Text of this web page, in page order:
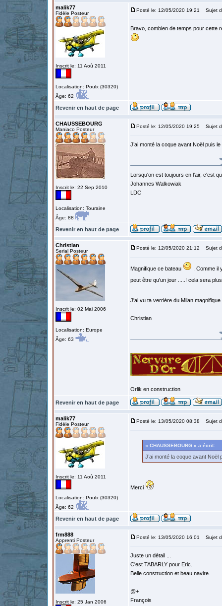
malik77
Fidèle Posteur
Inscrit le: 11 Aoû 2011
Localisation: Poulx (30320)
Âge: 62
Posté le: 12/05/2020 19:21 Sujet
Bravo, combien de temps pour cette
Revenir en haut de page
CHAUSSEBOURG
Maniaco Posteur
Inscrit le: 22 Sep 2010
Localisation: Touraine
Âge: 88
Posté le: 12/05/2020 19:25 Sujet
J’ai monté la coque avant Noël puis
Lorsqu'on est toujours en l'air, c'est
Johannes Walkowiak
LDC
Revenir en haut de page
Christian
Serial Posteur
Inscrit le: 02 Mai 2006
Localisation: Europe
Âge: 63
Posté le: 12/05/2020 21:12 Sujet
Magnifique ce bateau
, Comme il
peut être qu'un jour .....! cela sera
J'ai vu ta verrière du Milan magnifique
Christian
Orlik en construction
Revenir en haut de page
malik77
Fidèle Posteur
Inscrit le: 11 Aoû 2011
Localisation: Poulx (30320)
Âge: 62
Posté le: 13/05/2020 08:38 Sujet
« CHAUSSEBOURG » a écrit:
J’ai monté la coque avant
Merci
Revenir en haut de page
frm888
Apprenti Posteur
Inscrit le: 25 Jan 2006
Posté le: 13/05/2020 16:01 Sujet
Juste un détail ...
C'est TABARLY pour Eric.
Belle construction et beau navire.
@+
François